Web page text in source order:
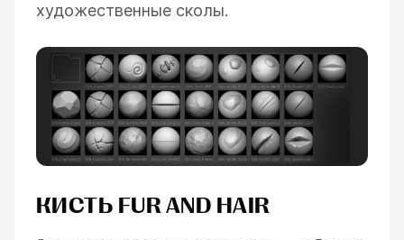
художественные сколы.
КИСТЬ FUR AND HAIR